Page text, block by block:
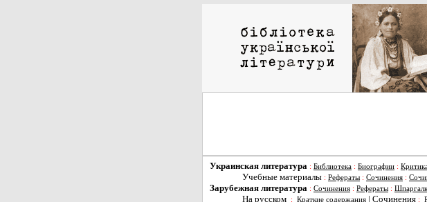
Украинская литература : Библиотека : Биографии :
Учебные материалы : Рефераты : Сочинения :
Зарубежная литература : Сочинения : Рефераты :
На русском
: Краткие содержания | Сочинения :